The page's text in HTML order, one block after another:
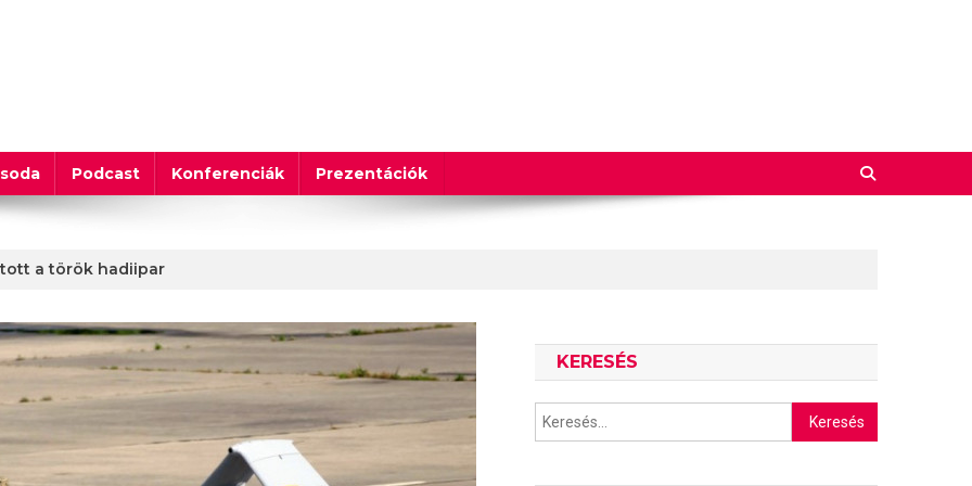
Podcast Konferenciák Prezentációk
a török hadiipar
KERESÉS
Keresés: